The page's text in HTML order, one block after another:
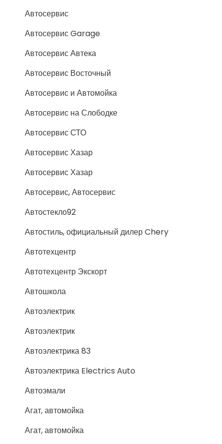
Автосервис
Автосервис Garage
Автосервис Автека
Автосервис Восточный
Автосервис и Автомойка
Автосервис на Слободке
Автосервис СТО
Автосервис Хазар
Автосервис Хазар
Автосервис, Автосервис
Автостекло92
Автостиль, официальный дилер Chery
Автотехцентр
Автотехцентр Экскорт
Автошкола
Автоэлектрик
Автоэлектрик
Автоэлектрика 83
Автоэлектрика Electrics Auto
Автоэмали
Агат, автомойка
Агат, автомойка